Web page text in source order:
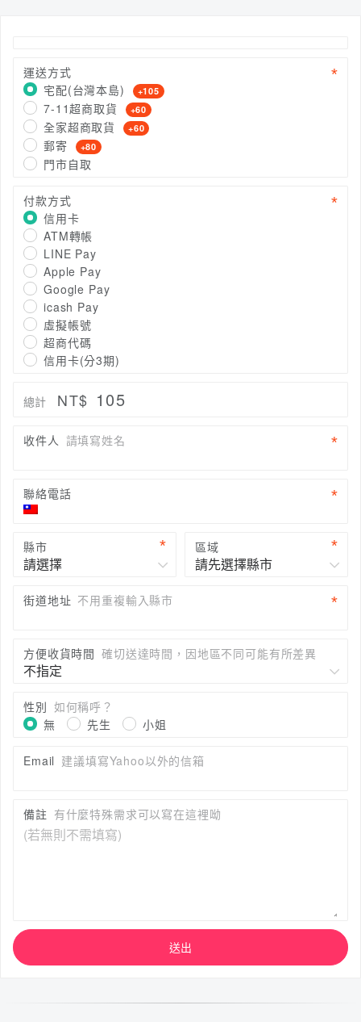
運送方式
宅配(台灣本島)
+105
7-11超商取貨 +60
全家超商取貨 +60
郵寄 +80
門市自取
付款方式
信用卡
ATM轉帳
LINE Pay
Apple Pay
Google Pay
icash Pay
虛擬帳號
超商代碼
信用卡(分3期)
總計 NT$ 105
收件人 請填寫姓名
聯絡電話
縣市 區域
街道地址 不用重複輸入縣市
方便收貨時間 確切送達時間，因地區不同可能有所差異
性別 如何稱呼？
無
先生 小姐
Email 建議填寫Yahoo以外的信箱
備註 有什麼特殊需求可以寫在這裡呦
送出